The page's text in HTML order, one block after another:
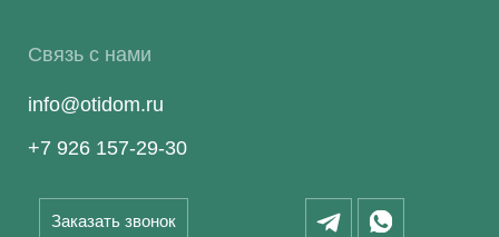
Связь с нами
info@otidom.ru
+7 926 157-29-30
Заказать звонок